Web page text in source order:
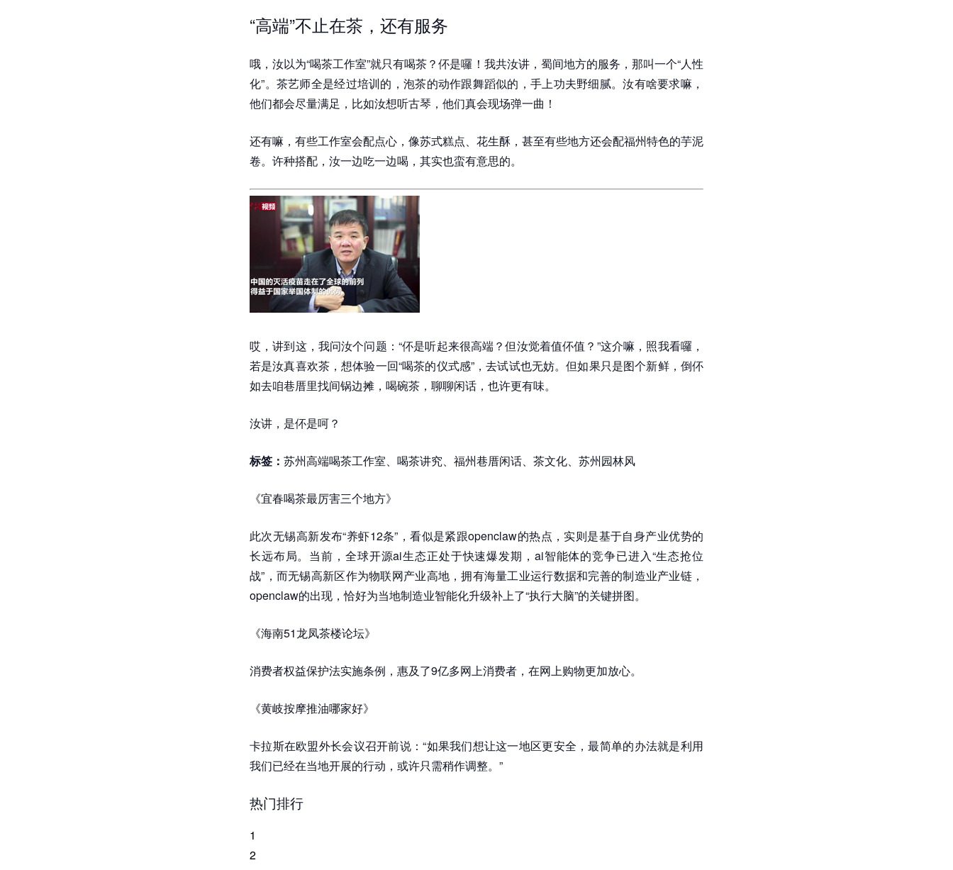
“高端”不止在茶，还有服务
哦，汝以为“喝茶工作室”就只有喝茶？伓是囉！我共汝讲，蜀间地方的服务，那叫一个“人性
化”。茶艺师全是经过培训的，泡茶的动作跟舞蹈似的，手上功夫野细腻。汝有啥要求嘛，
他们都会尽量满足，比如汝想听古琴，他们真会现场弹一曲！
还有嘛，有些工作室会配点心，像苏式糕点、花生酥，甚至有些地方还会配福州特色的芋泥
卷。许种搭配，汝一边吃一边喝，其实也蛮有意思的。
哎，讲到这，我问汝个问题：“伓是听起来很高端？但汝觉着值伓值？”这介嘛，照我看囉，
若是汝真喜欢茶，想体验一回“喝茶的仪式感”，去试试也无妨。但如果只是图个新鲜，倒伓
如去咱巷厝里找间锅边摊，喝碗茶，聊聊闲话，也许更有味。
汝讲，是伓是呵？
标签： 苏州高端喝茶工作室、喝茶讲究、福州巷厝闲话、茶文化、苏州园林风
《宜春喝茶最厉害三个地方》
此次无锡高新发布“养虾12条”，看似是紧跟openclaw的热点，实则是基于自身产业优势的
长远布局。当前，全球开源ai生态正处于快速爆发期，ai智能体的竞争已进入“生态抢位
战”，而无锡高新区作为物联网产业高地，拥有海量工业运行数据和完善的制造业产业链，
openclaw的出现，恰好为当地制造业智能化升级补上了“执行大脑”的关键拼图。
《海南51龙凤茶楼论坛》
消费者权益保护法实施条例，惠及了9亿多网上消费者，在网上购物更加放心。
《黄岐按摩推油哪家好》
卡拉斯在欧盟外长会议召开前说：“如果我们想让这一地区更安全，最简单的办法就是利用
我们已经在当地开展的行动，或许只需稍作调整。”
热门排行
1
2